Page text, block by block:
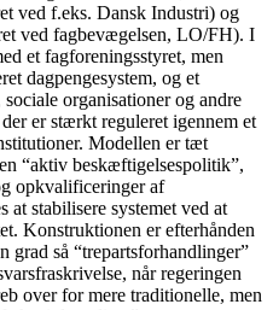
ved f.eks. Dansk Industri) og
ved fagbevægelsen, LO/FH). I
et fagforeningsstyret, men
dagpengesystem, og et
organisationer og andre
er stærkt reguleret igennem et
Modellen er tæt
“aktiv beskæftigelsespolitik”,
opkvalificeringer af
at stabilisere systemet ved at
Konstruktionen er efterhånden
grad så “trepartsforhandlinger”
når regeringen
over for mere traditionelle, men